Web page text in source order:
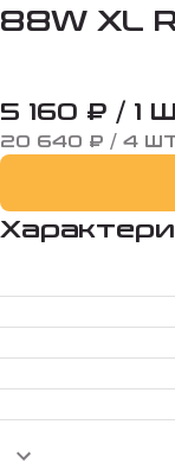
88W XL
5 160 ₽ / 1
20 640 ₽ / 4